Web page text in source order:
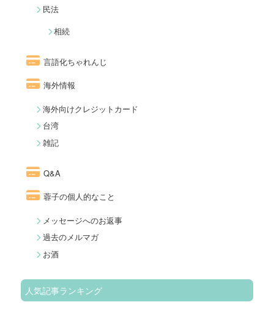
民法
相続
言語化ちゃれんじ
海外情報
海外向けクレジットカード
台湾
雑記
Q&A
蓉子の個人的なこと
メッセージへのお返事
過去のメルマガ
お酒
人気記事ランキング